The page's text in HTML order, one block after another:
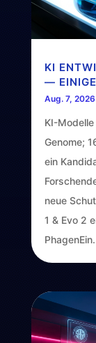
KI
—
Aug. 7, 2026
KI-
Genome;
ein
neue
1 & Evo 2